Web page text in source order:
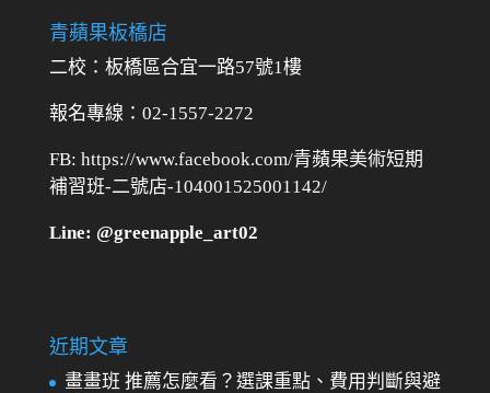
青蘋果板橋店
二校： 板橋區合宜一路57號1樓
報名專線：02-1557-2272
FB: https://www.facebook.com/青蘋果美術短期
補習班-二號店-104001525001142/
Line: @greenapple_art02
近期文章
畫畫班 推薦怎麼看？選課重點、費用判斷與避